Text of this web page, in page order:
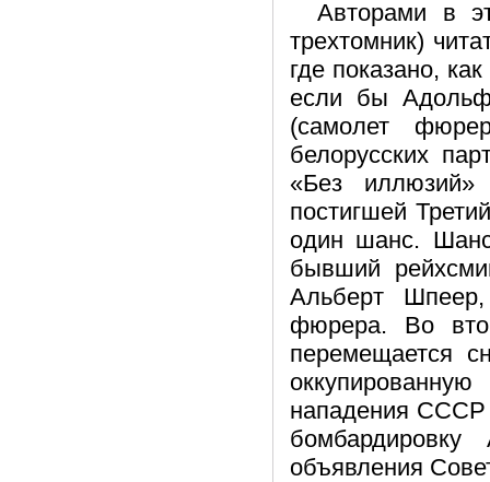
Авторами в
трехтомник)
где показано,
если бы Адольф
(самолет
белорусских
«Без иллюзий»
постигшей
один шанс.
бывший
Альберт Шпеер,
фюрера. Во
перемещается
нападения СССР
объявления